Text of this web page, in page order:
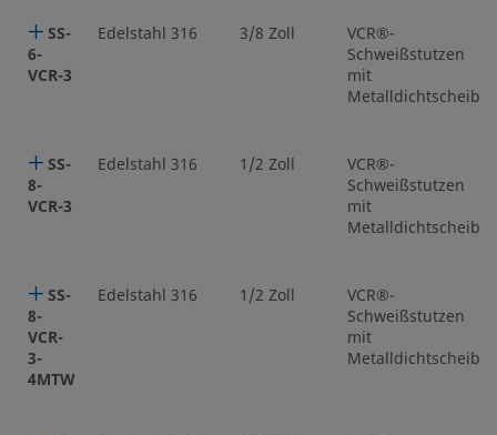
SS-
6-
VCR-3
Edelstahl 316 3/8 Zoll
VCR®-
Schweißstutzen
mit
Metalldichtscheibe
SS-
8-
VCR-3
Edelstahl 316 1/2 Zoll
VCR®-
Schweißstutzen
mit
Metalldichtscheibe
SS-
8-
VCR-
3-
4MTW
Edelstahl 316 1/2 Zoll
VCR®-
Schweißstutzen
mit
Metalldichtscheibe